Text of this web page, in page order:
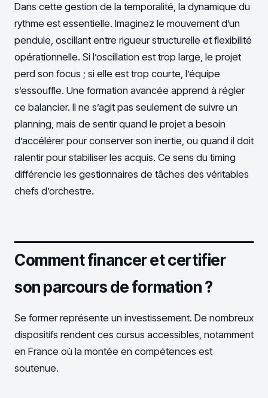
Dans cette gestion de la temporalité, la dynamique du
rythme est essentielle. Imaginez le mouvement d’un
pendule, oscillant entre rigueur structurelle et flexibilité
opérationnelle. Si l’oscillation est trop large, le projet
perd son focus ; si elle est trop courte, l’équipe
s’essouffle. Une formation avancée apprend à régler
ce balancier. Il ne s’agit pas seulement de suivre un
planning, mais de sentir quand le projet a besoin
d’accélérer pour conserver son inertie, ou quand il doit
ralentir pour stabiliser les acquis. Ce sens du timing
différencie les gestionnaires de tâches des véritables
chefs d’orchestre.
Comment financer et certifier
son parcours de formation ?
Se former représente un investissement. De nombreux
dispositifs rendent ces cursus accessibles, notamment
en France où la montée en compétences est
soutenue.